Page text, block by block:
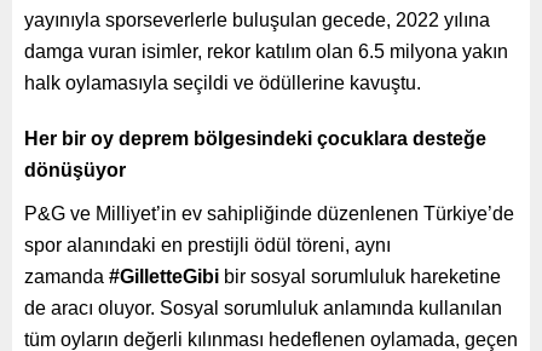
yayınıyla sporseverlerle buluşulan gecede, 2022 yılına
damga vuran isimler, rekor katılım olan 6.5 milyona yakın
halk oylamasıyla seçildi ve ödüllerine kavuştu.
Her bir oy deprem bölgesindeki çocuklara desteğe
dönüşüyor
P&G ve Milliyet’in ev sahipliğinde düzenlenen Türkiye’de
spor alanındaki en prestijli ödül töreni, aynı
zamanda #GilletteGibi bir sosyal sorumluluk hareketine
de aracı oluyor. Sosyal sorumluluk anlamında kullanılan
tüm oyların değerli kılınması hedeflenen oylamada, geçen